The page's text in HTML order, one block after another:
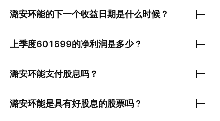
潞安环能的下一个收益日期是什么时候？
上季度601699的净利润是多少？
潞安环能支付股息吗？
潞安环能是具有好股息的股票吗？